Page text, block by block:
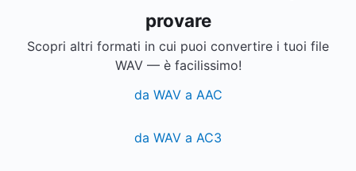
provare
Scopri altri formati in cui puoi convertire i tuoi file
WAV — è facilissimo!
da WAV a AAC
da WAV a AC3